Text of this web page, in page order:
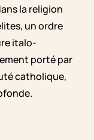
la religion
un ordre
italo-
porté par
catholique,